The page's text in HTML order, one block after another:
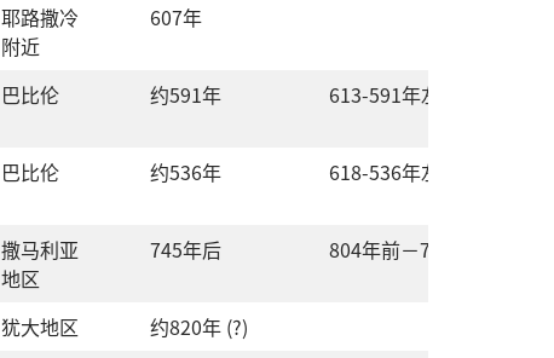
耶路撒冷
附近
607年
巴比伦 约591年 613-591年左右
巴比伦 约536年 618-536年左右
撒马利亚
地区
745年后 804年前－745
犹大地区 约820年 (?)